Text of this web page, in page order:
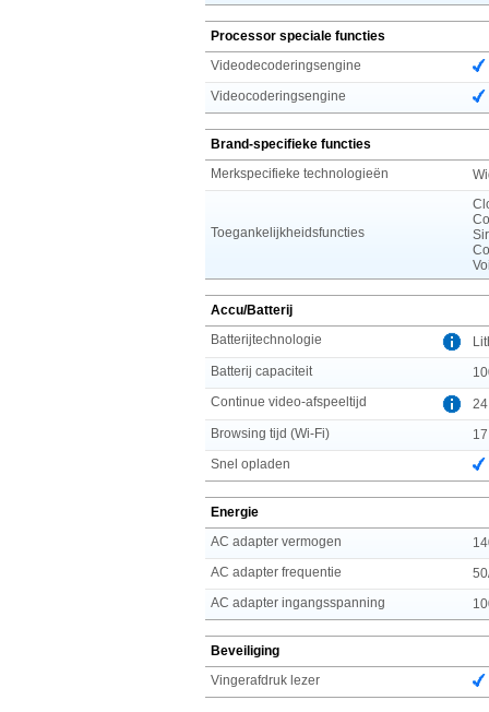
Processor speciale functies
Videodecoderingsengine
Videocoderingsengine
Brand-specifieke functies
Merkspecifieke technologieën
Toegankelijkheidsfuncties
Accu/Batterij
Batterijtechnologie
Batterij capaciteit
Continue video-afspeeltijd
Browsing tijd (Wi-Fi)
Snel opladen
Energie
AC adapter vermogen
AC adapter frequentie
AC adapter ingangsspanning
Beveiliging
Vingerafdruk lezer